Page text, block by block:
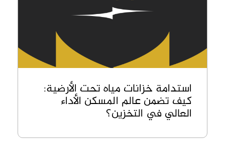
استدامة خزانات مياه تحت الأرضية:
كيف تضمن عالم المسكن الأداء
العالي في التخزين؟